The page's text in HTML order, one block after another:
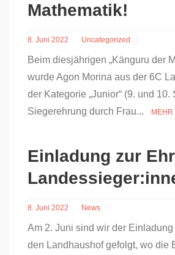
Mathematik!
8. Juni 2022 Uncategorized
Beim diesjährigen „Känguru der
wurde Agon Morina aus der 6C
der Kategorie „Junior“ (9. und 10.
Siegerehrung durch Frau...
MEHR
Einladung zur
8. Juni 2022 News
Am 2. Juni sind wir der
den Landhaushof gefolgt, wo die